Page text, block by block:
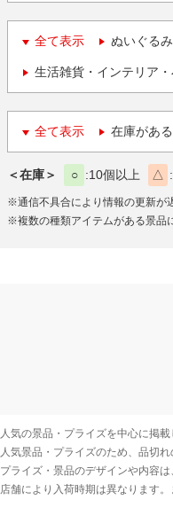
全て表示 ぬいぐる
生活雑貨・インテリア
全て表示 在庫があ
＜在庫＞ ○ 10個以上 △
※通信不具合により情報の更新が
※複数の種類アイテムがある景品